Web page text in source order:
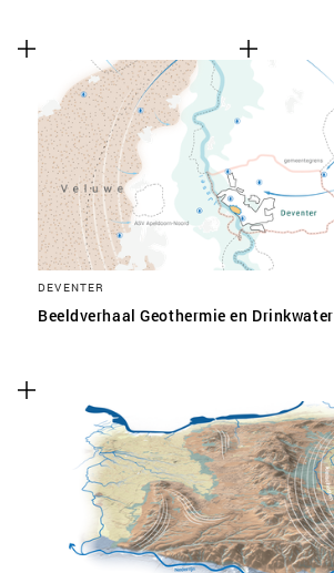
DEVENTER
Beeldverhaal Geothermie en Drinkwater